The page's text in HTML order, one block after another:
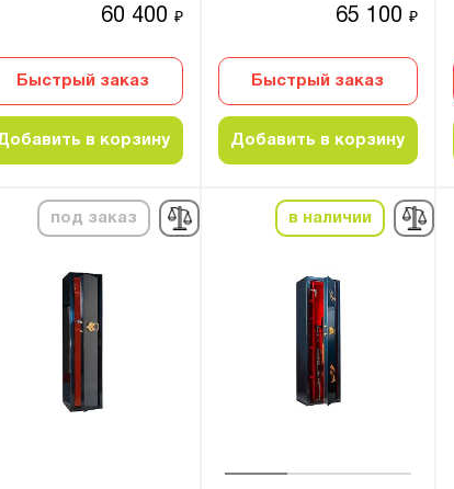
60 400 ₽
Быстрый заказ
в корзину
65 100₽
Быстрый заказ
Добавить в корзину
под заказ в наличии